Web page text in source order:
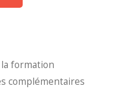
formation
complémentaires